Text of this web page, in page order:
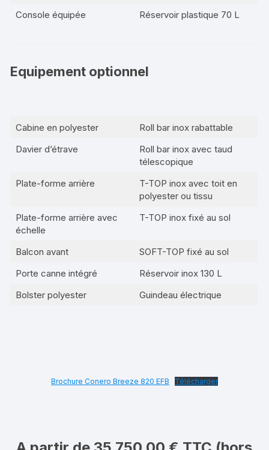
Console équipée
Réservoir plastique 70 L
Equipement optionnel
Cabine en polyester
Roll bar inox rabattable
Davier d’étrave
Roll bar inox avec taud
télescopique
Plate-forme arrière
T-TOP inox avec toit en
polyester ou tissu
Plate-forme arrière avec
échelle
T-TOP inox fixé au sol
Balcon avant
SOFT-TOP fixé au sol
Porte canne intégré
Réservoir inox 130 L
Bolster polyester
Guindeau électrique
Brochure Conero Breeze 820 EFB Télécharger